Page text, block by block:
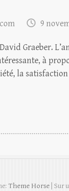
9
Graeber.
à
la
Theme Horse | Sur